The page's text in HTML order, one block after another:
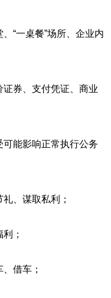
“一桌餐”场所、企业内
券、支付凭证、商业
能影响正常执行公务
、谋取私利；
；
借车；